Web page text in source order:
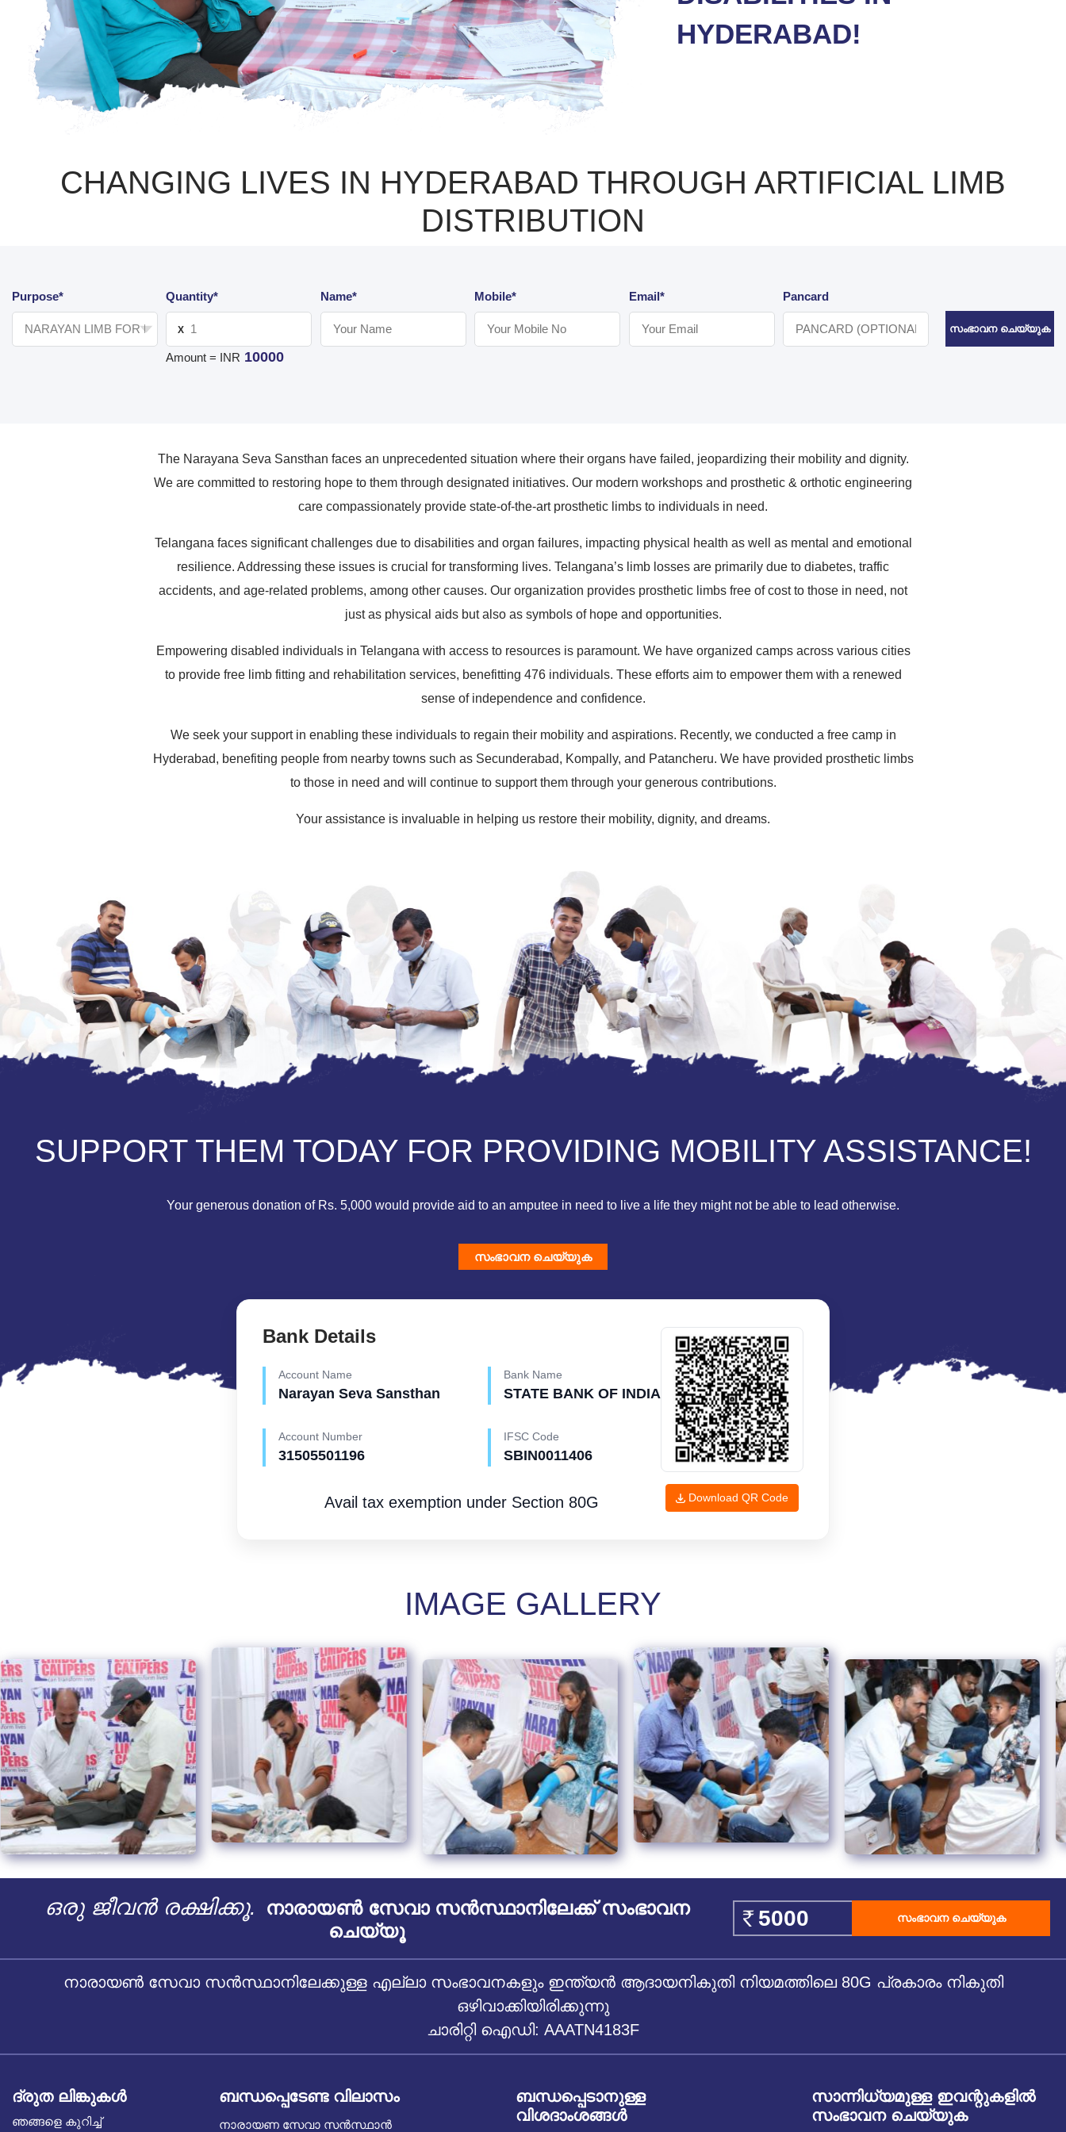
HYDERABAD!
CHANGING LIVES IN HYDERABAD THROUGH ARTIFICIAL LIMB
DISTRIBUTION
Purpose* Quantity*
X
Amount = INR 10000
Name* Mobile* Email* Pancard
സംഭാവന ചെയ്യുക
The Narayana Seva Sansthan faces an unprecedented situation where their organs have failed, jeopardizing their mobility and dignity.
We are committed to restoring hope to them through designated initiatives. Our modern workshops and prosthetic & orthotic engineering
care compassionately provide state-of-the-art prosthetic limbs to individuals in need.
Telangana faces significant challenges due to disabilities and organ failures, impacting physical health as well as mental and emotional
resilience. Addressing these issues is crucial for transforming lives. Telangana’s limb losses are primarily due to diabetes, traffic
accidents, and age-related problems, among other causes. Our organization provides prosthetic limbs free of cost to those in need, not
just as physical aids but also as symbols of hope and opportunities.
Empowering disabled individuals in Telangana with access to resources is paramount. We have organized camps across various cities
to provide free limb fitting and rehabilitation services, benefitting 476 individuals. These efforts aim to empower them with a renewed
sense of independence and confidence.
We seek your support in enabling these individuals to regain their mobility and aspirations. Recently, we conducted a free camp in
Hyderabad, benefiting people from nearby towns such as Secunderabad, Kompally, and Patancheru. We have provided prosthetic limbs
to those in need and will continue to support them through your generous contributions.
Your assistance is invaluable in helping us restore their mobility, dignity, and dreams.
SUPPORT THEM TODAY FOR PROVIDING MOBILITY ASSISTANCE!
Your generous donation of Rs. 5,000 would provide aid to an amputee in need to live a life they might not be able to lead otherwise.
സംഭാവന ചെയ്യുക
Bank Details
Account Name
Narayan Seva Sansthan
Bank Name
STATE BANK OF INDIA
Account Number
31505501196
IFSC Code
SBIN0011406
Avail tax exemption under Section 80G Download QR Code
IMAGE GALLERY
ഒരു ജീവൻ രക്ഷിക്കൂ.
നാരായൺ സേവാ സൻസ്ഥാനിലേക്ക് സംഭാവന
ചെയ്യൂ
സംഭാവന ചെയ്യുക
നാരായൺ സേവാ സൻസ്ഥാനിലേക്കുള്ള എല്ലാ സംഭാവനകളും ഇന്ത്യൻ ആദായനികുതി നിയമത്തിലെ 80G പ്രകാരം നികുതി
ഒഴിവാക്കിയിരിക്കുന്നു
ചാരിറ്റി ഐഡി: AAATN4183F
ദ്രുത ലിങ്കുകൾ
ഞങ്ങളെ കുറിച്ച്
ബന്ധപ്പെടേണ്ട വിലാസം
നാരായണ സേവാ സൻസ്ഥാൻ
ബന്ധപ്പെടാനുള്ള
വിശദാംശങ്ങൾ
സാന്നിധ്യമുള്ള ഇവന്റുകളില്‍
സംഭാവന ചെയ്യുക